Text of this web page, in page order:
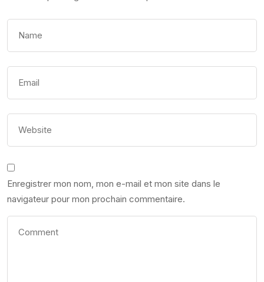
Enregistrer mon nom, mon e-mail et mon site dans le
navigateur pour mon prochain commentaire.